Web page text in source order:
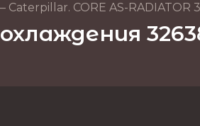
CORE AS-RADIATOR